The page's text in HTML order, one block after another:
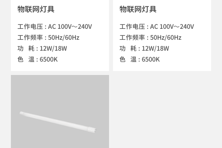
物联网灯具
工作电压 : AC 100V～240V
工作频率 : 50Hz/60Hz
功   耗 : 12W/18W
色   温 : 6500K
物联网灯具
工作电压 : AC 100V～240V
工作频率 : 50Hz/60Hz
功   耗 : 12W/18W
色   温 : 6500K